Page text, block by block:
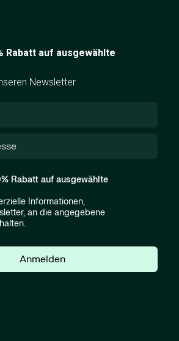
Rabatt auf ausgewählte
Newsletter
Rabatt auf ausgewählte
Informationen,
an die angegebene
Anmelden